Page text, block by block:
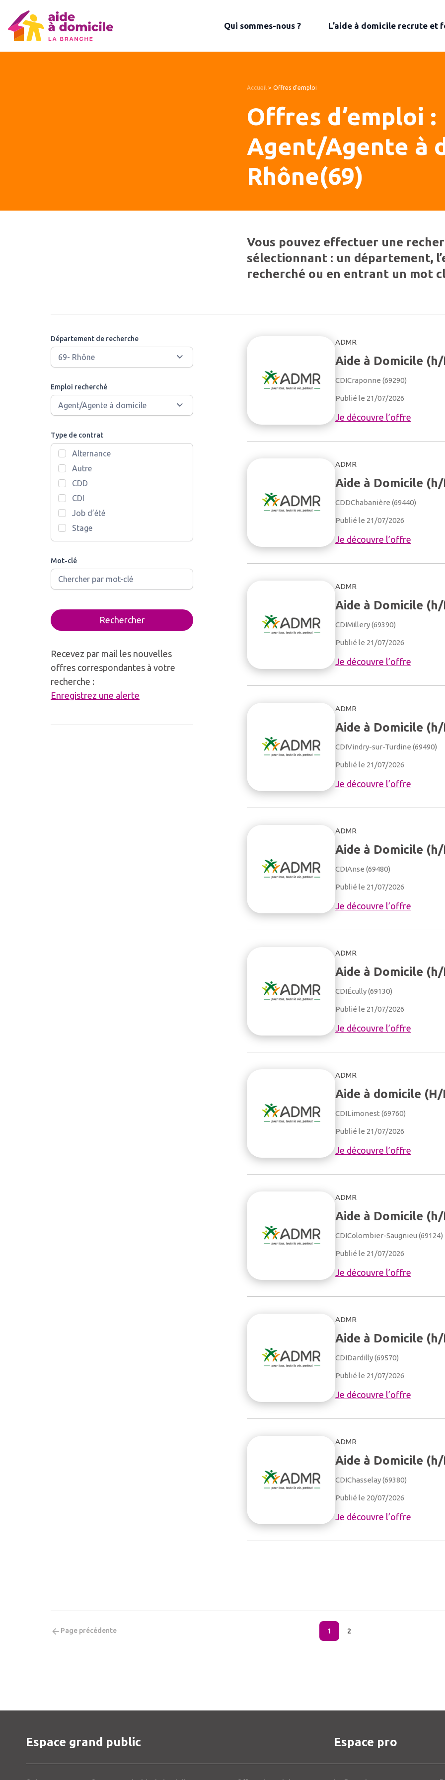
Qui sommes-nous ? L’aide à domicile recrute et
Accueil > Offres d’emploi
Offres d’emploi :
Agent/Agente à
Rhône(69)
Vous pouvez effectuer une
sélectionnant : un département,
recherché ou en entrant un mot
Département de recherche
Emploi recherché
Type de contrat
Alternance
Autre
CDD
CDI
Job d’été
Stage
Mot-clé
Rechercher
Recevez par mail les nouvelles
offres correspondantes à votre
recherche :
Enregistrez une alerte
ADMR
Aide à Domicile
CDICraponne (69290)
Publié le 21/07/2026
Je découvre l’offre
ADMR
Aide à Domicile
CDDChabanière (69440)
Publié le 21/07/2026
Je découvre l’offre
ADMR
Aide à Domicile
CDIMillery (69390)
Publié le 21/07/2026
Je découvre l’offre
ADMR
Aide à Domicile
CDIVindry-sur-Turdine (69490)
Publié le 21/07/2026
Je découvre l’offre
ADMR
Aide à Domicile
CDIAnse (69480)
Publié le 21/07/2026
Je découvre l’offre
ADMR
Aide à Domicile
CDIÉcully (69130)
Publié le 21/07/2026
Je découvre l’offre
ADMR
Aide à domicile (H/
CDILimonest (69760)
Publié le 21/07/2026
Je découvre l’offre
ADMR
Aide à Domicile
CDIColombier-Saugnieu (69124)
Publié le 21/07/2026
Je découvre l’offre
ADMR
Aide à Domicile
CDIDardilly (69570)
Publié le 21/07/2026
Je découvre l’offre
ADMR
Aide à Domicile
CDIChasselay (69380)
Publié le 20/07/2026
Je découvre l’offre
Page précédente 1 2
Espace grand public Espace pro